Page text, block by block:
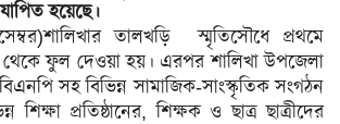
হয়েছে।
)শালিখার তালখড়ি স্মৃতিসৌধে
প্রথমে
থেকে ফুল দেওয়া হয়। এরপর শালিখা উপজেলা
সহ বিভিন্ন সামাজিক-সাংস্কৃতিক সংগঠন
শিক্ষা প্রতিষ্ঠানের,শিক্ষক ও ছাত্র ছাত্রীদের